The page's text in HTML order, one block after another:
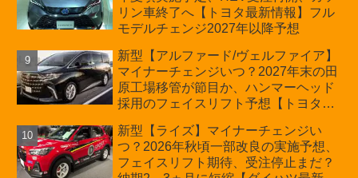
リン車終了へ【トヨタ最新情報】フル
モデルチェンジ2027年以降予想
新型【アルファード/ヴェルファイア】
マイナーチェンジいつ？2027年末の田
原工場移管が節目か、ハンマーヘッド
採用のフェイスリフト予想【トヨタ最
費税込価格559万9000円から
新型【ライズ】マイナーチェンジい
つ？2026年秋頃一部改良の実施予想、
フェイスリフト期待、受注停止まだ？